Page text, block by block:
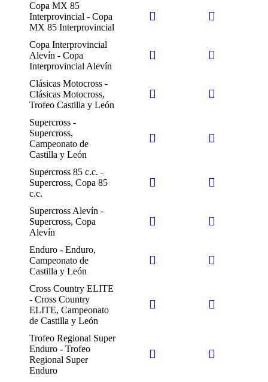
Copa MX 85
Interprovincial - Copa
MX 85 Interprovincial
Copa Interprovincial
Alevín - Copa
Interprovincial Alevín
Clásicas Motocross -
Clásicas Motocross,
Trofeo Castilla y León
Supercross -
Supercross,
Campeonato de
Castilla y León
Supercross 85 c.c. -
Supercross, Copa 85
c.c.
Supercross Alevín -
Supercross, Copa
Alevín
Enduro - Enduro,
Campeonato de
Castilla y León
Cross Country ELITE
- Cross Country
ELITE, Campeonato
de Castilla y León
Trofeo Regional Super
Enduro - Trofeo
Regional Super
Enduro